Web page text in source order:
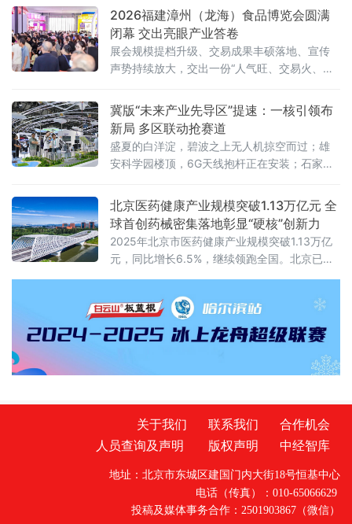
表示，上半年工业和信息化持续向新向优发
展。工业“半年报”数据亮眼，规模以上工业增加
值同比增长5.4%，工业对经济增长贡献率超
35%。从新技术突破到新赛道火热，中国制造
正加速涌现“新”力量。经济运行总体平稳 工
2026福建漳州（龙海）食品博览会圆满
闭幕 交出亮眼产业答卷
展会规模提档升级、交易成果丰硕落地、宣传
声势持续放大，交出一份“人气旺、交易火、渠
亮“中国休闲食品名城”金字招牌。人流资金双向
汇聚 交易热度“节节高”展会人气爆棚、交易
冀版“未来产业先导区”提速：一核引领布
新局 多区联动抢赛道
盛夏的白洋淀，碧波之上无人机掠空而过；雄
安科学园楼顶，6G天线抱杆正在安装；石家庄
验室门对门攻关……一幅“一核引领、多区联
动”的未来产业版图，正在燕赵大地加速铺展。
近年来，河北按照“一核引领、多区联动”的总体
架构，积极布局未来产业先导区。以雄安新区
为全省未来产业的核心策源地，依托京津冀国
北京医药健康产业规模突破1.13万亿元 全
球首创药械密集落地彰显“硬核”创新力
2025年北京市医药健康产业规模突破1.13万亿
元，同比增长6.5%，继续领跑全国。北京已将
新发展的“双发动机”之一。北京市政府
关于我们 联系我们
合作机会
人员查询及声明
版权声明 中经智库
地址：北京市东城区建国门内大街18号恒基中心
电话（传真）：010-65066629
投稿及媒体事务合作：2501903867（微信）